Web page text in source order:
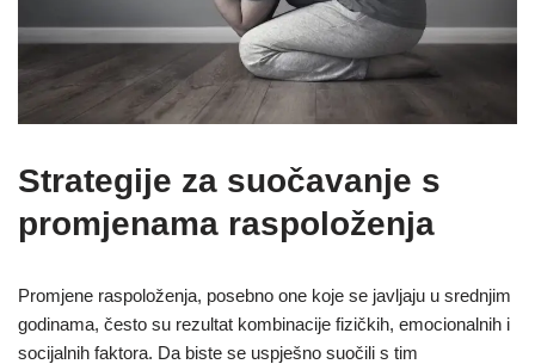
Strategije za suočavanje s
promjenama raspoloženja
Promjene raspoloženja, posebno one koje se javljaju u srednjim
godinama, često su rezultat kombinacije fizičkih, emocionalnih i
socijalnih faktora. Da biste se uspješno suočili s tim